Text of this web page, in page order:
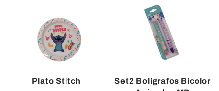
Plato Stitch
Set2 Bolígrafos Bicolor